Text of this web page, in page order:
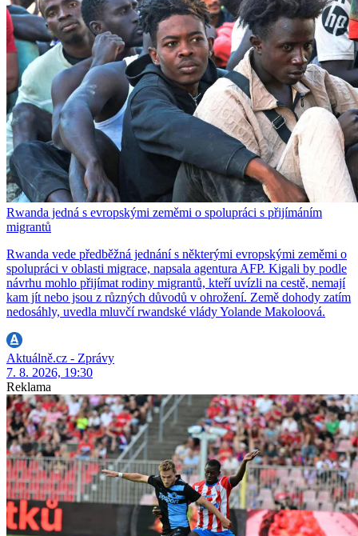
Rwanda jedná s evropskými zeměmi o spolupráci s přijímáním
migrantů
Rwanda vede předběžná jednání s některými evropskými zeměmi o
spolupráci v oblasti migrace, napsala agentura AFP. Kigali by podle
návrhu mohlo přijímat rodiny migrantů, kteří uvízli na cestě, nemají
kam jít nebo jsou z různých důvodů v ohrožení. Země dohody zatím
nedosáhly, uvedla mluvčí rwandské vlády Yolande Makoloová.
Aktuálně.cz - Zprávy
7. 8. 2026, 19:30
Reklama